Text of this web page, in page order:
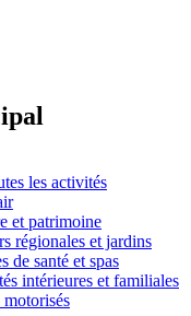
les activités
et patrimoine
régionales et jardins
de santé et spas
intérieures et familiales
motorisés